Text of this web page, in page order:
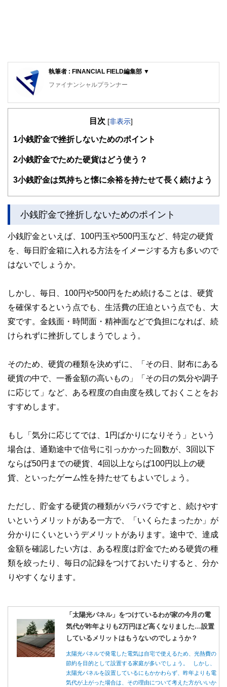
執筆者 : FINANCIAL FIELD編集部 ▼
ファイナンシャルプランナー
FinancialField編集部は、金融、経済に関する記事を、日々
知識がない方でも理解できるようわかりやすく発信していま
得者を中心に「お金や暮らし」に関する書籍・雑誌の編集経
験者で構成され、企画立案から記事掲載まですべての工程に
ドバイザー、DCプランナー、公認会計士、社会保険労務
士、行政書士、投資アナリスト、キャリアコンサルタントな
かしく感じられる年金や税金、相続、保険、ローンなどの話
をわかりやすく発信している点です。
このように編集経験豊富なメンバーと金融や経済に精通した
な情報発信を実現しています。
私たちは、快適でより良い生活のアイデアを提供するお金の
コンシェルジュを目指します。
目次 [非表示]
1 小銭貯金で挫折しないためのポイント
2小銭貯金でためた硬貨はどう使う？
3小銭貯金は気持ちと懐に余裕を持たせて長く続けよう
小銭貯金で挫折しないためのポイント
小銭貯金といえば、100円玉や500円玉など、特定の硬貨
を、毎日貯金箱に入れる方法をイメージする方も多いので
はないでしょうか。
しかし、毎日、100円や500円をため続けることは、硬貨
を確保するという点でも、生活費の圧迫という点でも、大
変です。金銭面・時間面・精神面などで負担になれば、続
けられずに挫折してしまうでしょう。
そのため、硬貨の種類を決めずに、「その日、財布にある
硬貨の中で、一番金額の高いもの」「その日の気分や調子
に応じて」など、ある程度の自由度を残しておくことをお
すすめします。
もし「気分に応じてでは、1円ばかりになりそう」という
場合は、通勤途中で信号に引っかかった回数が、3回以下
ならば50円までの硬貨、4回以上ならば100円以上の硬
貨、といったゲーム性を持たせてもよいでしょう。
ただし、貯金する硬貨の種類がバラバラですと、続けやす
いというメリットがある一方で、「いくらたまったか」が
分かりにくいというデメリットがあります。途中で、達成
金額を確認したい方は、ある程度は貯金でためる硬貨の種
類を絞ったり、毎日の記録をつけておいたりすると、分か
りやすくなります。
「太陽光パネル」をつけているわが家の今月の電
気代が昨年よりも2万円ほど高くなりました…設置
しているメリットはもうないのでしょうか？
太陽光パネルで発電した電気は自宅で使えるため、光熱費の
節約を目的として設置する家庭が多いでしょう。 しかし、
太陽光パネルを設置しているにもかかわらず、昨年よりも電
気代が上がった場合は、その理由について考えた方がいいか